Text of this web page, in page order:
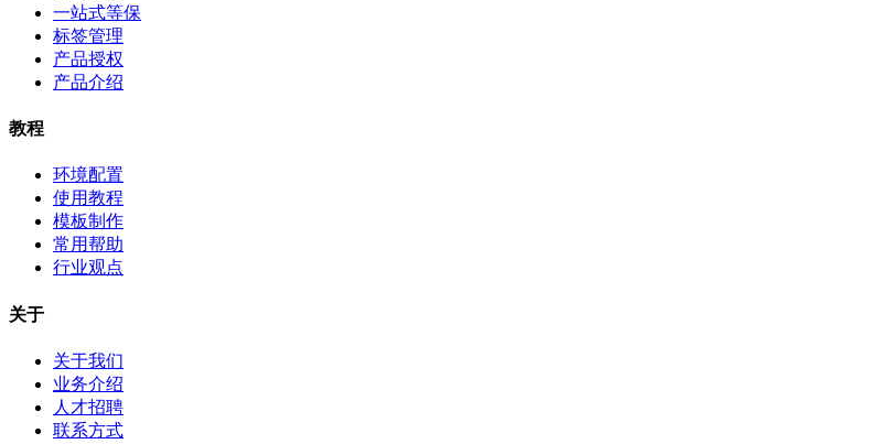
一站式等保
标签管理
产品授权
产品介绍
教程
环境配置
使用教程
模板制作
常用帮助
行业观点
关于
关于我们
业务介绍
人才招聘
联系方式